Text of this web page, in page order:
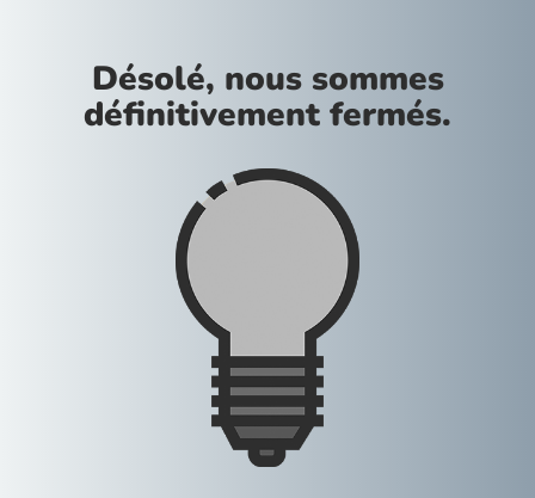
Désolé, nous sommes
définitivement fermés.